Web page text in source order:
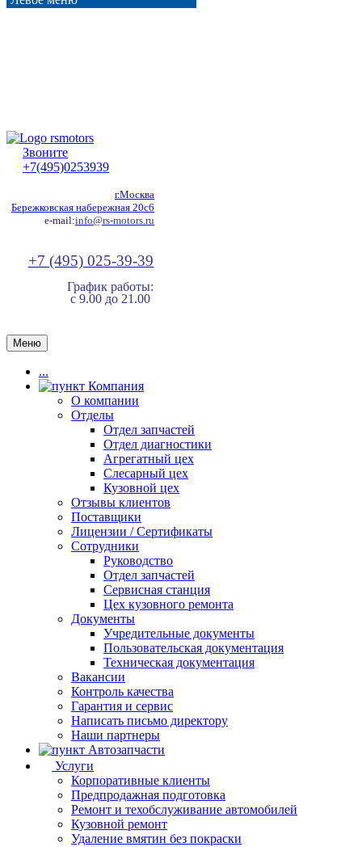
Звоните
+7(495)0253939
г.Москва
Бережковская набережная 20с6
e-mail:info@rs-motors.ru
+7 (495) 025-39-39
График работы:
с 9.00 до 21.00
Меню
...
Компания
О компании
Отделы
Отдел запчастей
Отдел диагностики
Агрегатный цех
Слесарный цех
Кузовной цех
Отзывы клиентов
Поставщики
Лицензии / Сертификаты
Сотрудники
Руководство
Отдел запчастей
Сервисная станция
Цех кузовного ремонта
Документы
Учредительные документы
Пользовательская документация
Техническая документация
Вакансии
Контроль качества
Гарантия и сервис
Написать письмо директору
Наши партнеры
Автозапчасти
Услуги
Корпоративные клиенты
Предпродажная подготовка
Ремонт и техобслуживание автомобилей
Кузовной ремонт
Удаление вмятин без покраски